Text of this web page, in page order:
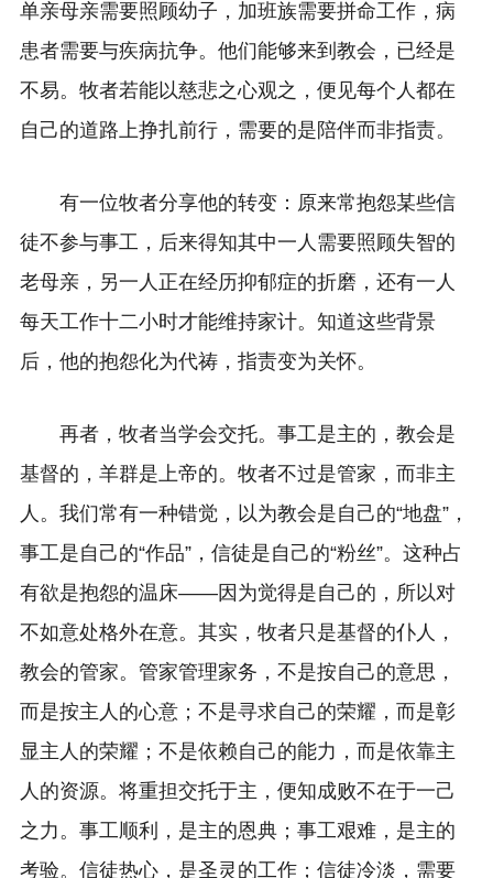
单亲母亲需要照顾幼子，加班族需要拼命工作，病
患者需要与疾病抗争。他们能够来到教会，已经是
不易。牧者若能以慈悲之心观之，便见每个人都在
自己的道路上挣扎前行，需要的是陪伴而非指责。
有一位牧者分享他的转变：原来常抱怨某些信
徒不参与事工，后来得知其中一人需要照顾失智的
老母亲，另一人正在经历抑郁症的折磨，还有一人
每天工作十二小时才能维持家计。知道这些背景
后，他的抱怨化为代祷，指责变为关怀。
再者，牧者当学会交托。事工是主的，教会是
基督的，羊群是上帝的。牧者不过是管家，而非主
人。我们常有一种错觉，以为教会是自己的“地盘”，
事工是自己的“作品”，信徒是自己的“粉丝”。这种占
有欲是抱怨的温床——因为觉得是自己的，所以对
不如意处格外在意。其实，牧者只是基督的仆人，
教会的管家。管家管理家务，不是按自己的意思，
而是按主人的心意；不是寻求自己的荣耀，而是彰
显主人的荣耀；不是依赖自己的能力，而是依靠主
人的资源。将重担交托于主，便知成败不在于一己
之力。事工顺利，是主的恩典；事工艰难，是主的
考验。信徒热心，是圣灵的工作；信徒冷淡，需要